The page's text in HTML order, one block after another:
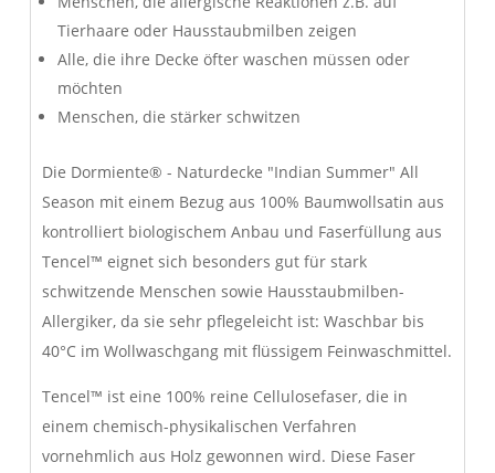
Tierhaare oder Hausstaubmilben zeigen
Alle, die ihre Decke öfter waschen müssen oder
möchten
Menschen, die stärker schwitzen
Die Dormiente® - Naturdecke "Indian Summer" All
Season mit einem Bezug aus 100% Baumwollsatin aus
kontrolliert biologischem Anbau und Faserfüllung aus
Tencel™ eignet sich besonders gut für stark
schwitzende Menschen sowie Hausstaubmilben-
Allergiker, da sie sehr pflegeleicht ist: Waschbar bis
40°C im Wollwaschgang mit flüssigem Feinwaschmittel.
Tencel™ ist eine 100% reine Cellulosefaser, die in
einem chemisch-physikalischen Verfahren
vornehmlich aus Holz gewonnen wird. Diese Faser